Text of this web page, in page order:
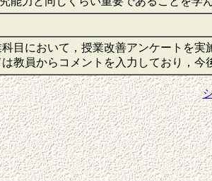
目において，授業改善アンケートを
は教員からコメントを入力しており，